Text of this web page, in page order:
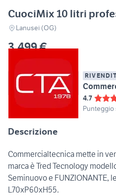
CuociMix 10 litri
Lanusei (OG)
3.499 €
4.7
Punteggio
Descrizione
Commercialtecnica mette in
marca è Tred Tecnology
Seminuovo e FUNZIONANTE,
L70xP60xH55.